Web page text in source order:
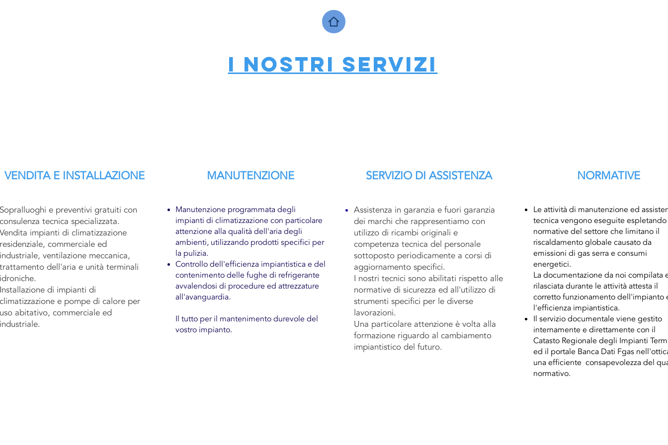
I NOSTRI SERVIZI
VENDITA E INSTALLAZIONE
Sopralluoghi e preventivi gratuiti con
consulenza tecnica specializzata.
Vendita impianti di climatizzazione
residenziale, commerciale ed
industriale, ventilazione meccanica,
trattamento dell'aria e unità terminali
idroniche.
Installazione di impianti di
climatizzazione e pompe di calore per
uso abitativo, commerciale ed
industriale.
MANUTENZIONE
Manutenzione programmata degli
impianti di climatizzazione con particolare
attenzione alla qualità dell'aria degli
ambienti, utilizzando prodotti specifici per
la pulizia.
Controllo dell'efficienza impiantistica e del
contenimento delle fughe di refrigerante
avvalendosi di procedure ed attrezzature
all'avanguardia.
Il tutto per il mantenimento durevole del
vostro impianto.
SERVIZIO DI ASSISTENZA
Assistenza in garanzia e fuori garanzia
dei marchi che rappresentiamo con
utilizzo di ricambi originali e
competenza tecnica del personale
sottoposto periodicamente a corsi di
aggiornamento specifici.
I nostri tecnici sono abilitati rispetto alle
normative di sicurezza ed all'utilizzo di
strumenti specifici per le diverse
lavorazioni.
Una particolare attenzione è volta alla
formazione riguardo al cambiamento
impiantistico del futuro.
NORMATIVE
Le attività di manutenzione ed
tecnica vengono eseguite
normative del settore che limitano il
riscaldamento globale causato da
emissioni di gas serra e consumi
energetici.
La documentazione da noi compilata
rilasciata durante le attività attesta il
corretto funzionamento dell'impianto
l'efficienza impiantistica.
Il servizio documentale viene gestito
internamente e direttamente con il
Catasto Regionale degli Impianti
ed il portale Banca Dati Fgas
una efficiente consapevolezza del
normativo.